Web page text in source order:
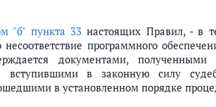
"б" пункта 33 настоящих Правил, - в
программного
документами,
вступившими в законную силу
в установленном порядке